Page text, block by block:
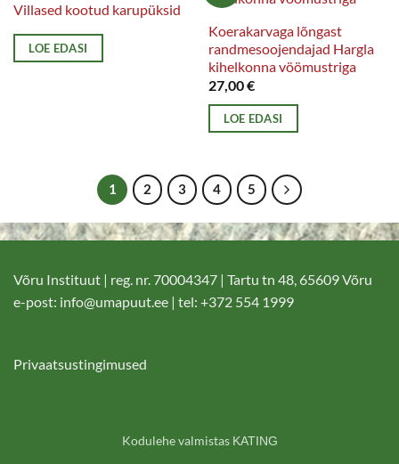
Villased kootud karupüksid
LOE EDASI
Koerakarvaga lõngast
randmesoojendajad Hargla
kihelkonna vöömustriga
27,00€
LOE EDASI
1 2 3 4 5
Võru Instituut | reg. nr. 70004347 | Tartu tn 48, 65609 Võru
e-post: info@umapuut.ee | tel: +372 554 1999
Privaatsustingimused
Kodulehe valmistas KATING